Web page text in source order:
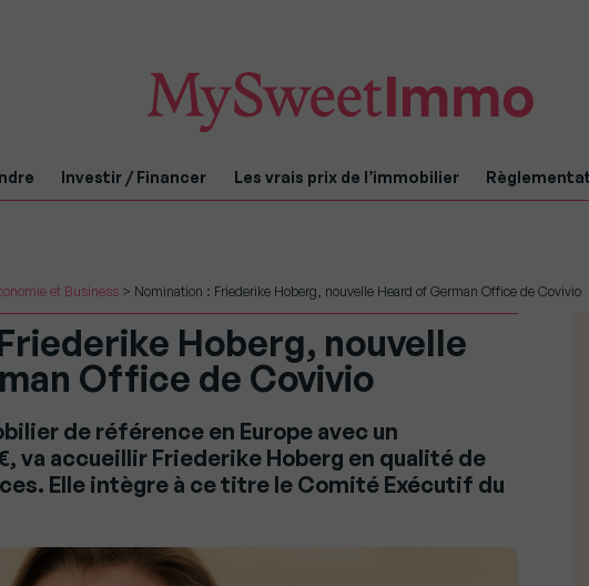
Investir / Financer Les vrais prix de l’immobilier
et Business > Nomination : Friederike Hoberg, nouvelle Heard of German Office de Covivio
Hoberg, nouvelle
Office de Covivio
de référence en Europe avec un
va accueillir Friederike Hoberg en qualité de
Elle intègre à ce titre le Comité Exécutif du